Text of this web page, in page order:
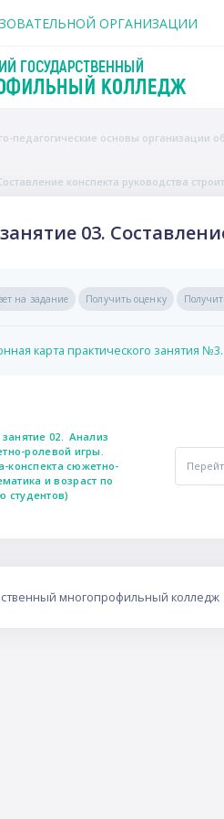
ОРГАНИЗАЦИИ
педагогические основы организации
конспекта руководства
03.
на задание Получить оценку
карта практического занятия
02.  Анализ
ролевой игры.
конспекта сюжетно-
и возраст по
студентов)
Перейти на...
многопрофильный колледж